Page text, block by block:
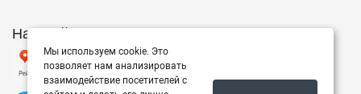
Наш рейтинг на Яндексе
Мы используем cookie. Это
позволяет нам анализировать
взаимодействие посетителей с